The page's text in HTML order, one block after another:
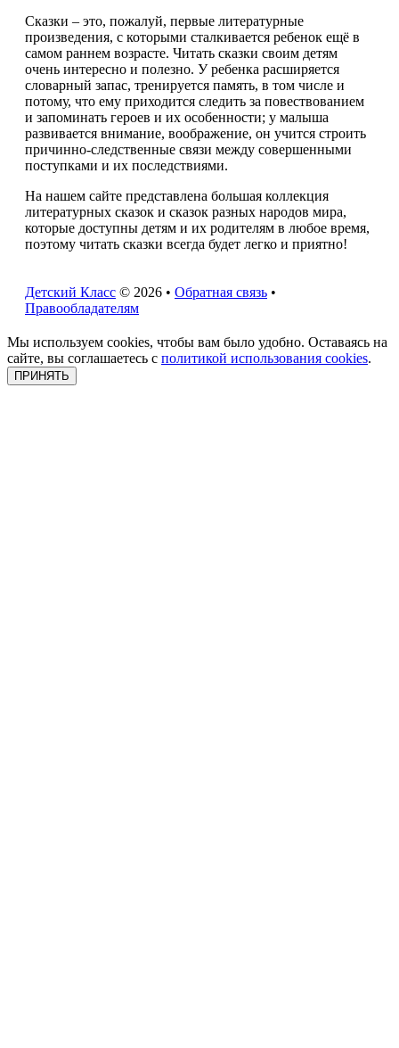
Сказки – это, пожалуй, первые литературные
произведения, с которыми сталкивается ребенок ещё в
самом раннем возрасте. Читать сказки своим детям
очень интересно и полезно. У ребенка расширяется
словарный запас, тренируется память, в том числе и
потому, что ему приходится следить за повествованием
и запоминать героев и их особенности; у малыша
развивается внимание, воображение, он учится строить
причинно-следственные связи между совершенными
поступками и их последствиями.
На нашем сайте представлена большая коллекция
литературных сказок и сказок разных народов мира,
которые доступны детям и их родителям в любое время,
поэтому читать сказки всегда будет легко и приятно!
Детский Класс © 2026 • Обратная связь •
Правообладателям
Мы используем cookies, чтобы вам было удобно. Оставаясь на
сайте, вы соглашаетесь с политикой использования cookies.
ПРИНЯТЬ